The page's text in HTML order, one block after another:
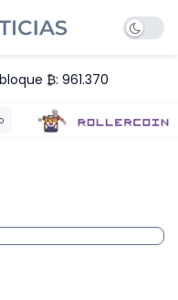
bloque ₿: 961.370